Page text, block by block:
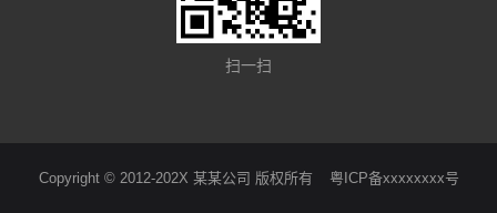
扫一扫
Copyright © 2012-202X 某某公司 版权所有 粤ICP备xxxxxxxx号